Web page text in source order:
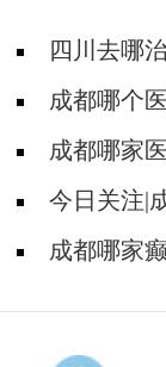
四川去哪
治疗怎么治比
成都哪个
成都哪家
病?今日关注|
怎样正确用药
成都哪家